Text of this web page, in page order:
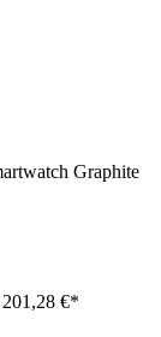
Graphite
€*